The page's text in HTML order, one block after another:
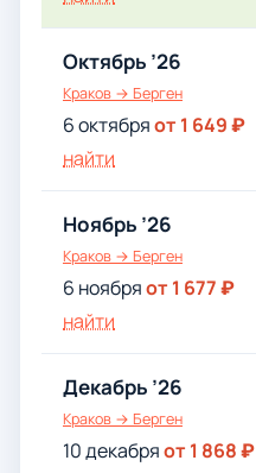
Октябрь ’26
Краков → Берген
6 октябряот 1 649 ₽
найти
Ноябрь ’26
Краков → Берген
6 ноябряот 1 677 ₽
найти
Декабрь ’26
Краков → Берген
10 декабряот 1 868 ₽